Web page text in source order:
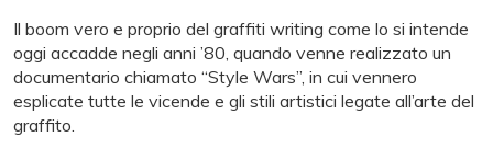
Il boom vero e proprio del graffiti writing come lo si intende
oggi accadde negli anni ’80, quando venne realizzato un
documentario chiamato “Style Wars”, in cui vennero
esplicate tutte le vicende e gli stili artistici legate all’arte del
graffito.